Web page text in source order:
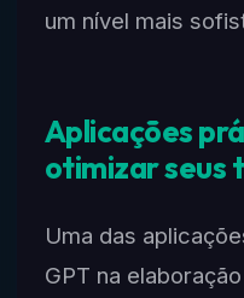
um nível mais
Aplicações
otimizar seus
Uma das
GPT na